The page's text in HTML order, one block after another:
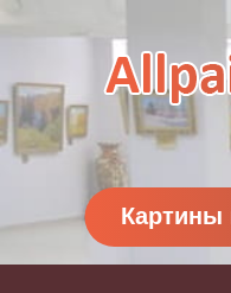
Картины
и
Картины